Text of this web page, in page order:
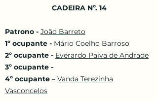
CADEIRA Nº. 14
Patrono - João Barreto
1º ocupante - Mário Coelho Barroso
2º ocupante - Everardo Paiva de Andrade
3º ocupante -
4º ocupante – Vanda Terezinha
Vasconcelos